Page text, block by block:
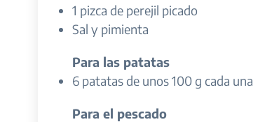
1 pizca de perejil picado
Sal y pimienta
Para las patatas
6 patatas de unos 100 g cada una
Para el pescado